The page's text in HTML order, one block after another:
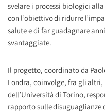
svelare i processi biologici
con l’obiettivo di ridurre
salute e di far guadagnare
svantaggiate.
Il progetto, coordinato da
Londra, coinvolge, fra gli altri,
dell’Università di Torino,
rapporto sulle disuguaglianze